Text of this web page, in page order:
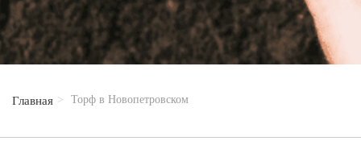
Главная Торф в Новопетровском